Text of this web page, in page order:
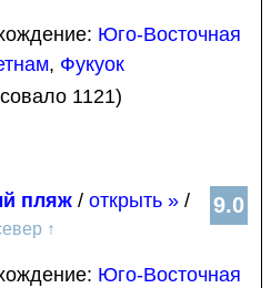
Юго-Восточная
, Фукуок
1121)
9.0
пляж / открыть » /
↑
Юго-Восточная